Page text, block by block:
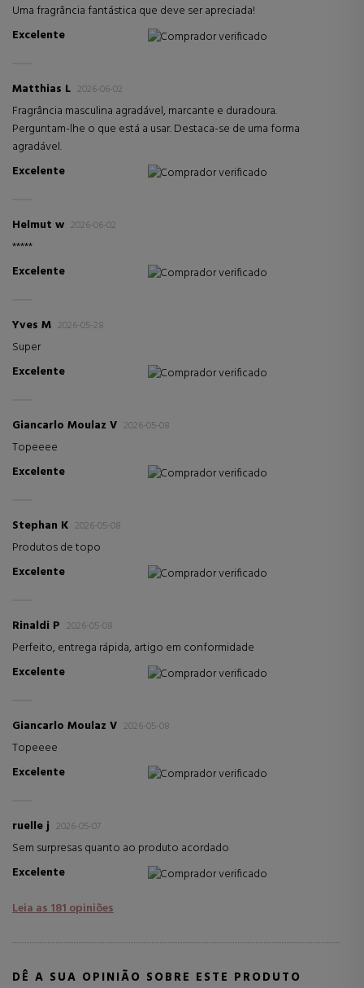
Uma fragrância fantástica que deve ser apreciada!
Excelente
Comprador verificado
Matthias L 2026-06-02
Fragrância masculina agradável, marcante e duradoura.
Perguntam-lhe o que está a usar. Destaca-se de uma forma
agradável.
Excelente
Comprador verificado
Helmut w 2026-06-02
*****
Excelente
Comprador verificado
Yves M 2026-05-28
Super
Excelente
Comprador verificado
Giancarlo Moulaz V 2026-05-08
Topeeee
Excelente
Comprador verificado
Stephan K 2026-05-08
Produtos de topo
Excelente
Comprador verificado
Rinaldi P 2026-05-08
Perfeito, entrega rápida, artigo em conformidade
Excelente
Comprador verificado
Giancarlo Moulaz V 2026-05-08
Topeeee
Excelente
Comprador verificado
ruelle j 2026-05-07
Sem surpresas quanto ao produto acordado
Excelente
Comprador verificado
Leia as 181 opiniões
DÊ A SUA OPINIÃO SOBRE ESTE PRODUTO